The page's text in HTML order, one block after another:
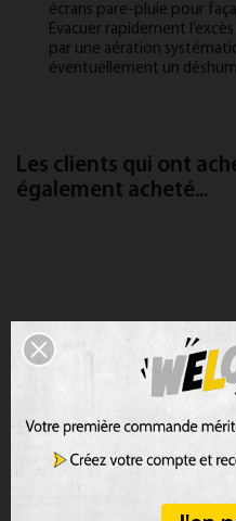
écrans pare-pluie pour
Evacuer rapidement
par une aération
éventuellement un
Les clients qui ont
également acheté...